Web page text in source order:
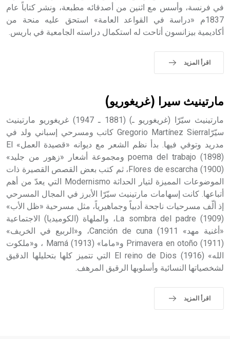
- هل تعلم أن الأبجدية الكنعانية تتألف من /22/ علامة كتابية
sign تكتب منفصلة غير متصلة، وتعتمد المبدأ الأكوروفوني،
في فرنسة، وأسس مع اثنين من أصدقائه مطبعة، ونشر كتاباً عام
1837م «دراسة في القواعد العامة» استحق عليه منحة من
أكاديمية بيزانسون أتاحت له استكمال دراسته الجامعية في باريس.
اقرأ المزيد
مارتينيث سيرا (غريغوريو)
مارتينيث سيّرّا (غريغوريو ـ) (1881 ـ 1947) غريغوريو مارتينيث
سيّرّاGregorio Martínez Sierra كاتب ومسرحي إسباني ولد في
مدريد وتوفي فيها. بدأ نظم الشعر مع ديوانه «قصيدة العمل» El
poema del trabajo (1898) ومجموعة أشعار «زهور من جليد»
Flores de escarcha (1900)، ثم كتب بعض القصص القصيرة ذات
الموضوعات المميزة لتيار الحداثة Modernismo التي يعدّ من أهم
أتباعها. كانت إسهامات مارتينيث سيّرّا الأبرز في المجال المسرحي
إذ ألّف مسرحيات ناجحة أدبياً وجماهيرياً، مثل مسرحية «ظل الأب»
La sombra del padre (1909)، والملهاة (الكوميديا) الاجتماعية
«أغنية مهد» Canción de cuna (1911، و«الربيع في الخريف»
Primavera en otoño (1911) و«ماما» Mamá (1913) ، و«ملكوت
الله» El reino de Dios (1916) التي تتميز كلها بتحليلها الدقيق
لشخصياتها النسائية وأسلوبها الرقيق المرهف.
اقرأ المزيد